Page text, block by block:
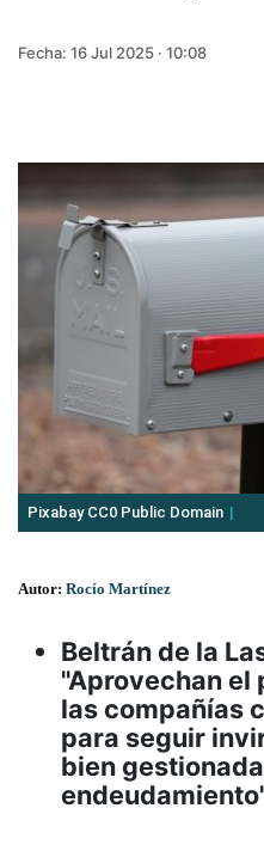
Fecha: 16 Jul 2025 · 10:08
Pixabay CC0 Public Domain
Autor: Rocío Martínez
Beltrán de la
"Aprovechan el
las compañías
para seguir
bien